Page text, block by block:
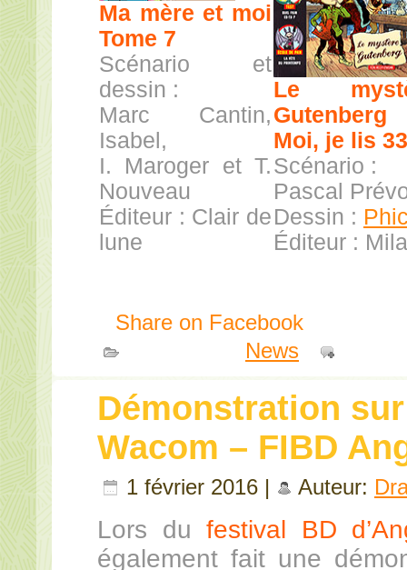
Ma mère et moi
Tome 7
Scénario et
dessin :
Marc Cantin,
Isabel,
I. Maroger et T.
Nouveau
Éditeur : Clair de
lune
Le
Gutenberg
Moi, je lis
Scénario :
Pascal
Dessin :
Éditeur :
Share on Facebook
News
Démonstration
Wacom – FIBD
1 février 2016 | Auteur:
Lors du festival BD
également fait une